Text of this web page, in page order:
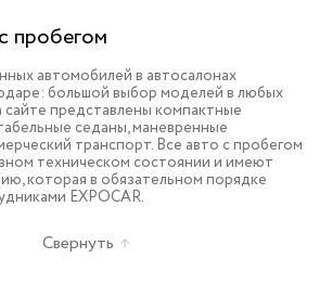
пробегом
автомобилей в автосалонах
большой выбор моделей в любых
представлены компактные
седаны, маневренные
транспорт. Все авто с пробегом
техническом состоянии и имеют
которая в обязательном порядке
EXPOCAR.
Свернуть